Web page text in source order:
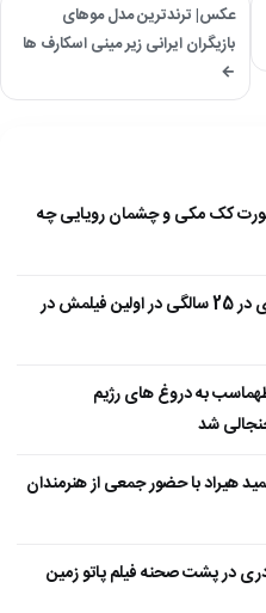
عکس| ترندترین مدل موهای
بازیگران ایرانی زیر مینی‌ اسکارف‌ ها
←
کک مکی و چشمان رویایی چه
عکس| سپیده خداوردی در 25 سالگی در اولین فیلمش در
به دروغ های رژیم
شد
هیراد با حضور جمعی از هنرمندان
در پشت صحنه فیلم پاتو زمین